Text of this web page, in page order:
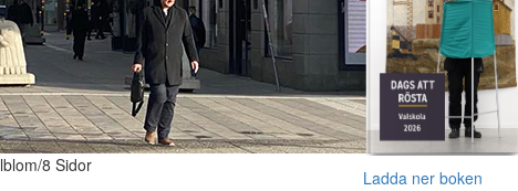
8 Sidor
Ladda ner boken